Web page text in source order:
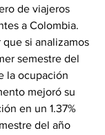
de viajeros
a Colombia.
que si analizamos
semestre del
la ocupación
mejoró su
en un 1.37%
del año